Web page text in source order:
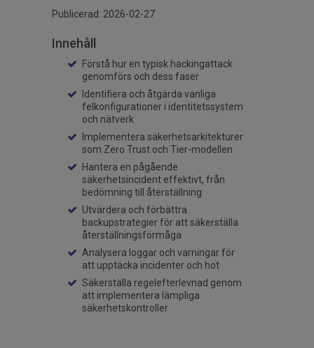
Publicerad: 2026-02-27
Innehåll
Förstå hur en typisk hackingattack
genomförs och dess faser
Identifiera och åtgärda vanliga
felkonfigurationer i identitetssystem
och nätverk
Implementera säkerhetsarkitekturer
som Zero Trust och Tier-modellen
Hantera en pågående
säkerhetsincident effektivt, från
bedömning till återställning
Utvärdera och förbättra
backupstrategier för att säkerställa
återställningsförmåga
Analysera loggar och varningar för
att upptäcka incidenter och hot
Säkerställa regelefterlevnad genom
att implementera lämpliga
säkerhetskontroller